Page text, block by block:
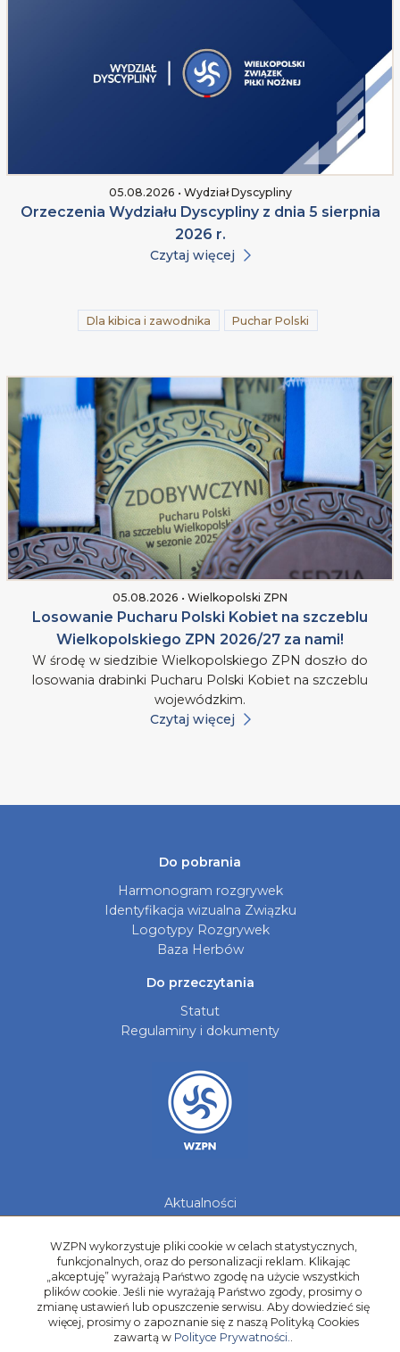
05.08.2026 • Wydział Dyscypliny
Orzeczenia Wydziału Dyscypliny z dnia 5 sierpnia
2026 r.
Czytaj więcej
Dla kibica i zawodnika Puchar Polski
05.08.2026 • Wielkopolski ZPN
Losowanie Pucharu Polski Kobiet na szczeblu
Wielkopolskiego ZPN 2026/27 za nami!
W środę w siedzibie Wielkopolskiego ZPN doszło do
losowania drabinki Pucharu Polski Kobiet na szczeblu
wojewódzkim.
Czytaj więcej
Do pobrania
Harmonogram rozgrywek
Identyfikacja wizualna Związku
Logotypy Rozgrywek
Baza Herbów
Do przeczytania
Statut
Regulaminy i dokumenty
Aktualności
Kontakt
Kadry Regionów
Program Grantowy
Dziewczyny do Piłki
WZPN wykorzystuje pliki cookie w celach statystycznych,
funkcjonalnych, oraz do personalizacji reklam. Klikając
„akceptuję” wyrażają Państwo zgodę na użycie wszystkich
plików cookie. Jeśli nie wyrażają Państwo zgody, prosimy o
zmianę ustawień lub opuszczenie serwisu. Aby dowiedzieć się
więcej, prosimy o zapoznanie się z naszą Polityką Cookies
zawartą w Polityce Prywatności..